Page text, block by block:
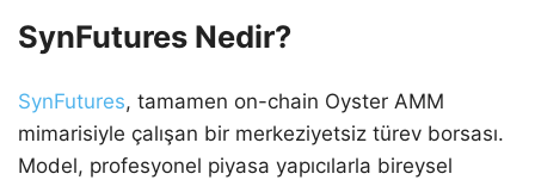
SynFutures Nedir?
SynFutures, tamamen on-chain Oyster AMM
mimarisiyle çalışan bir merkeziyetsiz türev borsası.
Model, profesyonel piyasa yapıcılarla bireysel